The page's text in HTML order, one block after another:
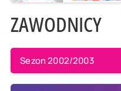
ZAWODNICY
Sezon 2002/2003